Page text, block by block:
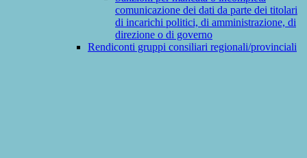
comunicazione dei dati da parte dei titolari
di incarichi politici, di amministrazione, di
direzione o di governo
Rendiconti gruppi consiliari regionali/provinciali